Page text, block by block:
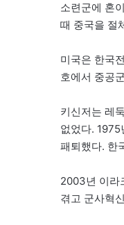
소련군에 혼
때 중국을 절
미국은 한국
호에서 중공
키신저는 레
없었다.
패퇴했다. 한
2003년 이라
겪고 군사혁